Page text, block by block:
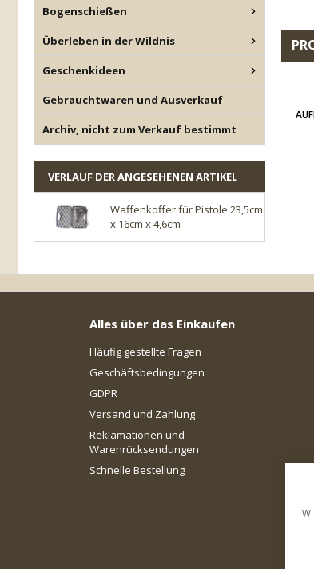
Bogenschießen
Überleben in der Wildnis
Geschenkideen
Gebrauchtwaren und Ausverkauf
Archiv, nicht zum Verkauf bestimmt
VERLAUF DER ANGESEHENEN ARTIKEL
Waffenkoffer für Pistole 23,5cm
x 16cm x 4,6cm
Alles über das Einkaufen
Häufig gestellte Fragen
Geschäftsbedingungen
GDPR
Versand und Zahlung
Reklamationen und
Warenrücksendungen
Schnelle Bestellung